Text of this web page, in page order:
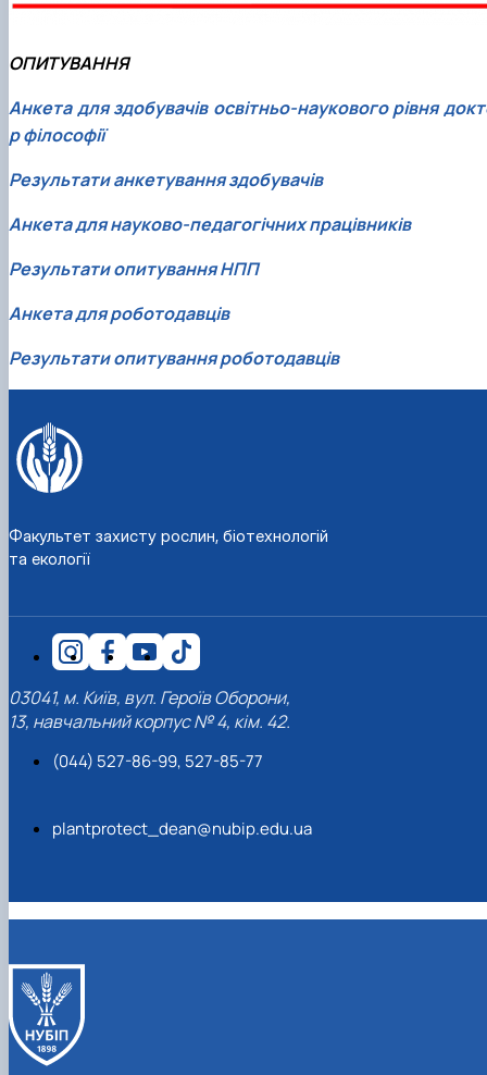
ОПИТУВАННЯ
Анкета для здобувачів освітньо-наукового рівня
р філософії
Результати анкетування здобувачів
Анкета для науково-педагогічних працівників
Результати опитування НПП
Анкета для роботодавців
Результати опитування роботодавців
Факультет захисту рослин, біотехнологій
та екології
03041, м. Київ, вул. Героїв Оборони,
13, навчальний корпус № 4, кім. 42.
(044) 527-86-99, 527-85-77
plantprotect_dean@nubip.edu.ua